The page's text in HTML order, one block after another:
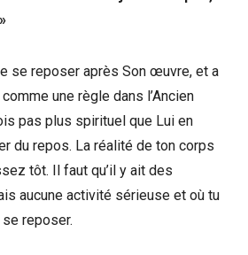
se reposer après Son œuvre, et a
une règle dans l’Ancien
pas plus spirituel que Lui en
du repos. La réalité de ton corps
tôt. Il faut qu’il y ait des
aucune activité sérieuse et où tu
reposer.